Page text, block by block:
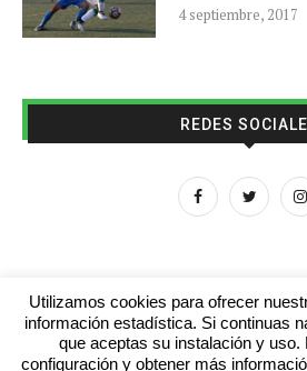
4 septiembre, 2017
REDES
Aviso legal Contacto
Utilizamos cookies para ofrecer
información estadística. Si continuas
que aceptas su instalación y uso.
configuración y obtener más